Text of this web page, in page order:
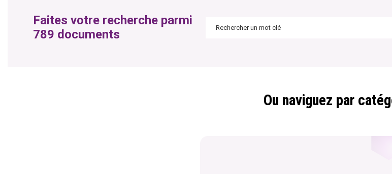
Faites votre recherche parmi
789 documents
Ou naviguez par